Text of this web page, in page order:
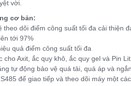
vời.
cơ bản:
theo dõi điểm công suất tối đa cải thiện
tới 97%
quả điểm công suất tối đa
cho Axit, ắc quy khô, ắc quy gel và Pin
tự động bảo vệ quá tải, quá áp và
để giao tiếp và theo dõi máy một